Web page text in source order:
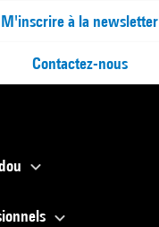
M'inscrire à la newsletter
Contactez-nous